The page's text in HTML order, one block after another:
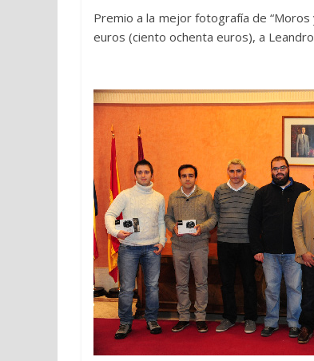
Premio a la mejor fotografía de
euros (ciento ochenta euros), a